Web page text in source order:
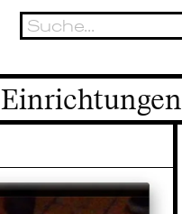
Einrichtungen